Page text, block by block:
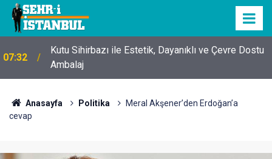
07:32
Kutu Sihirbazı ile Estetik, Dayanıklı ve Çevre Dostu
Ambalaj
Anasayfa Politika
Meral Akşener’den Erdoğan’a
cevap